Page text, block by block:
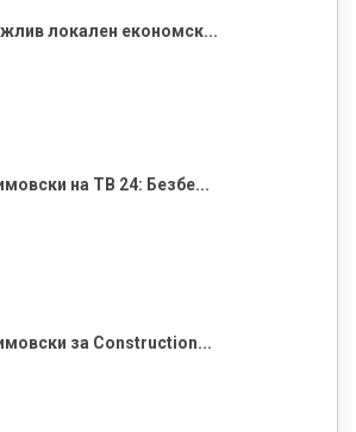
локален економск...
на ТВ 24: Безбе...
за Construction...